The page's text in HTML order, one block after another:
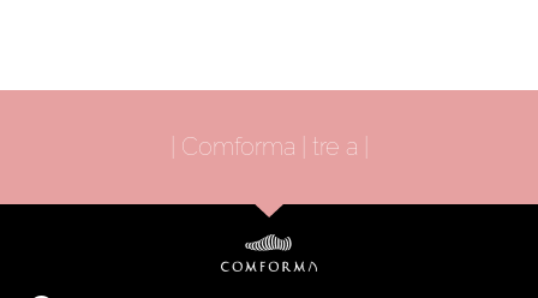
| Comforma | tre a |